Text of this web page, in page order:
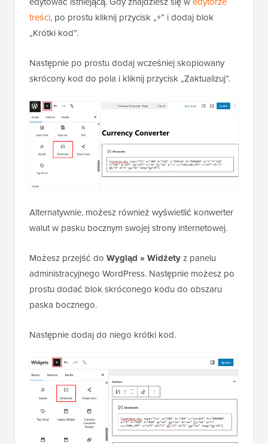
treści, po prostu kliknij przycisk „+” i dodaj blok
„Krótki kod”.
Następnie po prostu dodaj wcześniej skopiowany
skrócony kod do pola i kliknij przycisk „Zaktualizuj”.
Alternatywnie, możesz również wyświetlić konwerter
walut w pasku bocznym swojej strony internetowej.
Możesz przejść do Wygląd » Widżetyz panelu
administracyjnego WordPress. Następnie możesz po
prostu dodać blok skróconego kodu do obszaru
paska bocznego.
Następnie dodaj do niego krótki kod.